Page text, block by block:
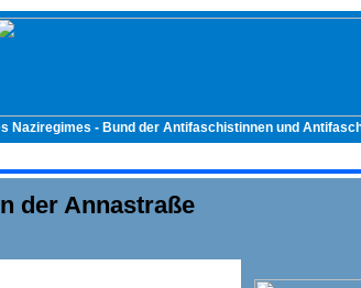
Naziregimes - Bund der Antifaschistinnen und
der Annastraße